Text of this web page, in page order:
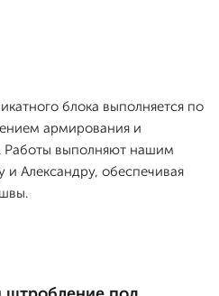
блока выполняется по
армирования и
Работы выполняют нашим
Александру, обеспечивая